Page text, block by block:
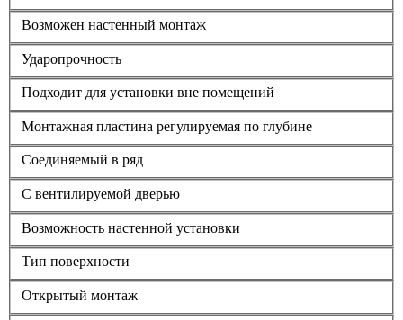
Возможен настенный монтаж
Ударопрочность
Подходит для установки вне помещений
Монтажная пластина регулируемая по глубине
Соединяемый в ряд
С вентилируемой дверью
Возможность настенной установки
Тип поверхности
Открытый монтаж